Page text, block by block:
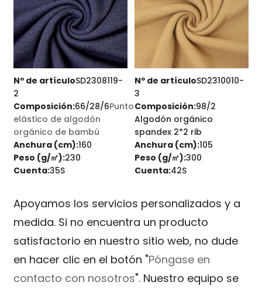
Nº de artículoSD2308119-
2
Composición:66/28/6Punto
elástico de algodón
orgánico de bambú
Anchura (cm):160
Peso (g/㎡):230
Cuenta:35S
Nº de artículoSD2310010-
3
Composición:98/2
Algodón orgánico
spandex 2*2 rib
Anchura (cm):105
Peso (g/㎡):300
Cuenta:42S
Apoyamos los servicios personalizados y a
medida. Si no encuentra un producto
satisfactorio en nuestro sitio web, no dude
en hacer clic en el botón "Póngase en
contacto con nosotros". Nuestro equipo se